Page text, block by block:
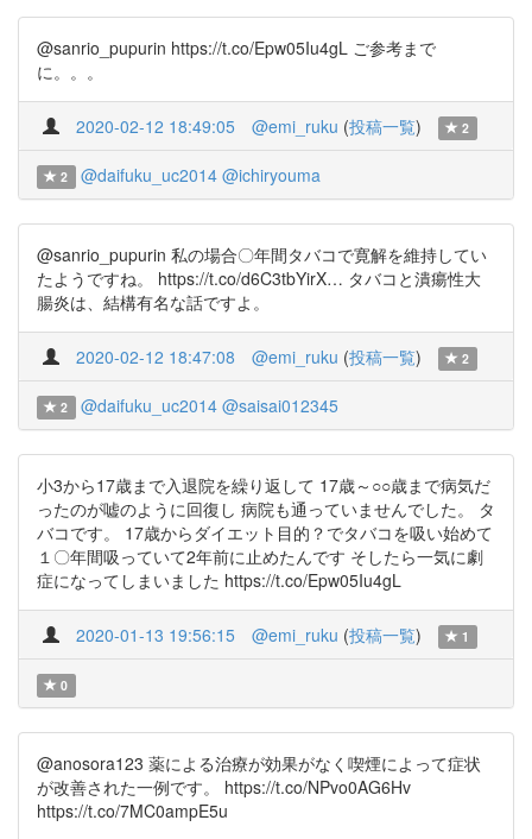
@sanrio_pupurin https://t.co/Epw05Iu4gL ご参考まで
に。。。
2020-02-12 18:49:05 @emi_ruku (投稿一覧) 2
2 @daifuku_uc2014 @ichiryouma
@sanrio_pupurin 私の場合〇年間タバコで寛解を維持してい
たようですね。 https://t.co/d6C3tbYirX… タバコと潰瘍性大
腸炎は、結構有名な話ですよ。
2020-02-12 18:47:08 @emi_ruku (投稿一覧) 2
2 @daifuku_uc2014 @saisai012345
小3から17歳まで入退院を繰り返して 17歳～○○歳まで病気だ
ったのが嘘のように回復し 病院も通っていませんでした。 タ
バコです。 17歳からダイエット目的？でタバコを吸い始めて
１〇年間吸っていて2年前に止めたんです そしたら一気に劇
症になってしまいました https://t.co/Epw05Iu4gL
2020-01-13 19:56:15 @emi_ruku (投稿一覧) 1
0
@anosora123 薬による治療が効果がなく喫煙によって症状
が改善された一例です。 https://t.co/NPvo0AG6Hv
https://t.co/7MC0ampE5u